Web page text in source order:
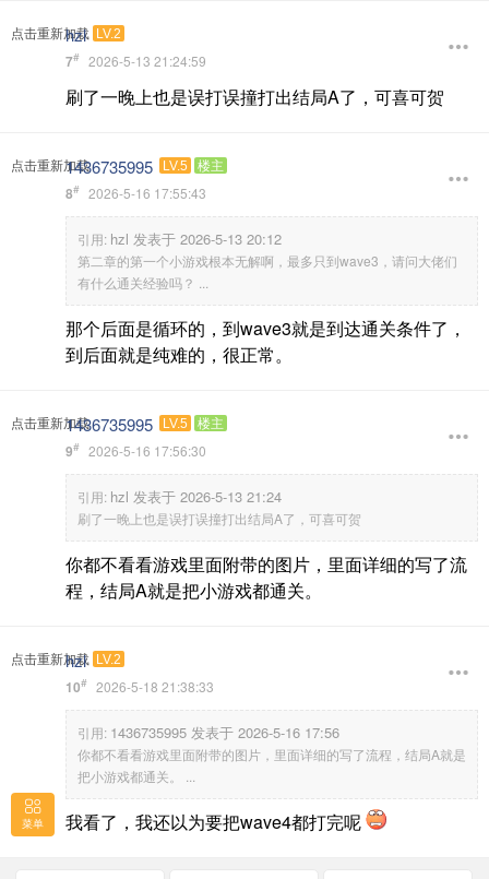
点击重新加载
hzl LV.2
7# 2026-5-13 21:24:59
刷了一晚上也是误打误撞打出结局A了，可喜可贺
点击重新加载1436735995 LV.5 楼主
8# 2026-5-16 17:55:43
引用: hzl 发表于 2026-5-13 20:12
第二章的第一个小游戏根本无解啊，最多只到wave3，请问大佬们
有什么通关经验吗？ ...
那个后面是循环的，到wave3就是到达通关条件了，
到后面就是纯难的，很正常。
点击重新加载1436735995 LV.5 楼主
9# 2026-5-16 17:56:30
引用: hzl 发表于 2026-5-13 21:24
刷了一晚上也是误打误撞打出结局A了，可喜可贺
你都不看看游戏里面附带的图片，里面详细的写了流
程，结局A就是把小游戏都通关。
点击重新加载
hzl LV.2
10# 2026-5-18 21:38:33
引用: 1436735995 发表于 2026-5-16 17:56
你都不看看游戏里面附带的图片，里面详细的写了流程，结局A就是
把小游戏都通关。 ...
我看了，我还以为要把wave4都打完呢
菜单